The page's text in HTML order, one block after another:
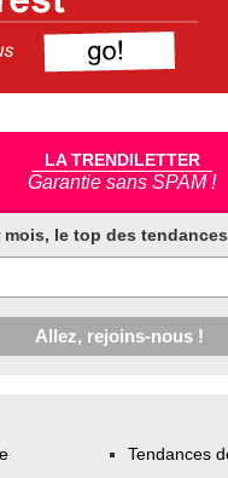
LA TRENDILETTER
Garantie sans SPAM !
mois, le top des
Tendances